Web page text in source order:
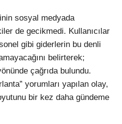
sosyal medyada
de gecikmedi. Kullanıcılar
gibi giderlerin bu denli
belirterek;
çağrıda bulundu.
yorumları yapılan olay,
bir kez daha gündeme